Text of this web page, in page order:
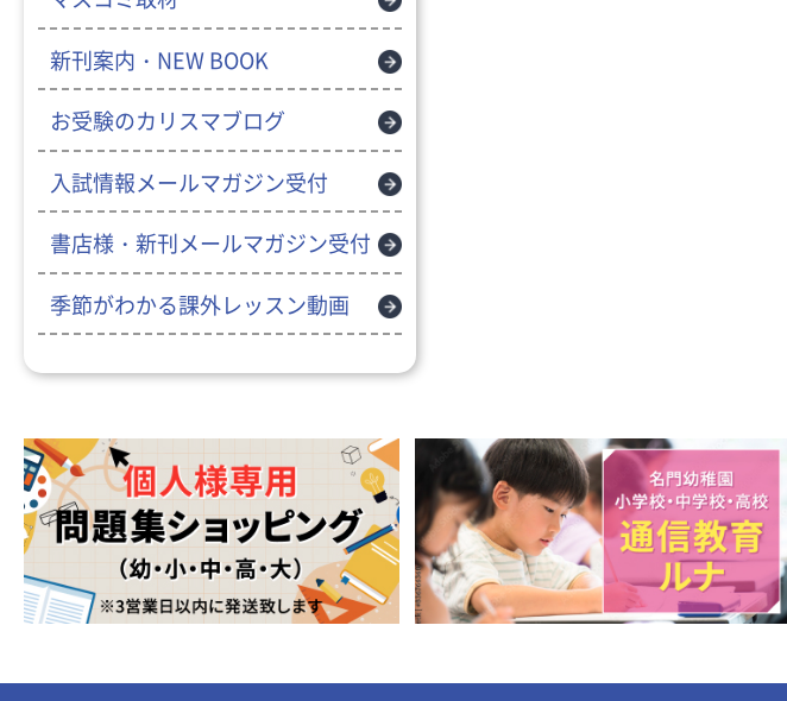
新刊案内・NEW BOOK
お受験のカリスマブログ
入試情報メールマガジン受付
書店様・新刊メールマガジン受付
季節がわかる課外レッスン動画